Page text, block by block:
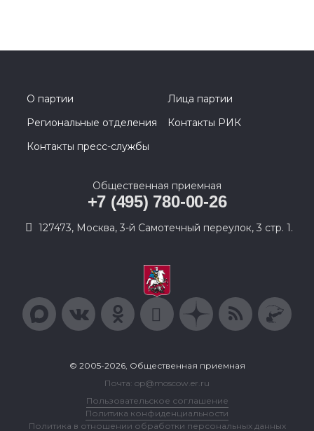
О партии
Лица партии
Региональные отделения
Контакты РИК
Контакты пресс-службы
Общественная приемная
+7 (495) 780-00-26
127473, Москва, 3-й Самотечный переулок, 3 стр. 1.
© 2005-2026, Общественная приемная
Почта: op@moscow.er.ru
Пользовательское соглашение
Политика конфиденциальности
Политика в отношении обработки персональных данных